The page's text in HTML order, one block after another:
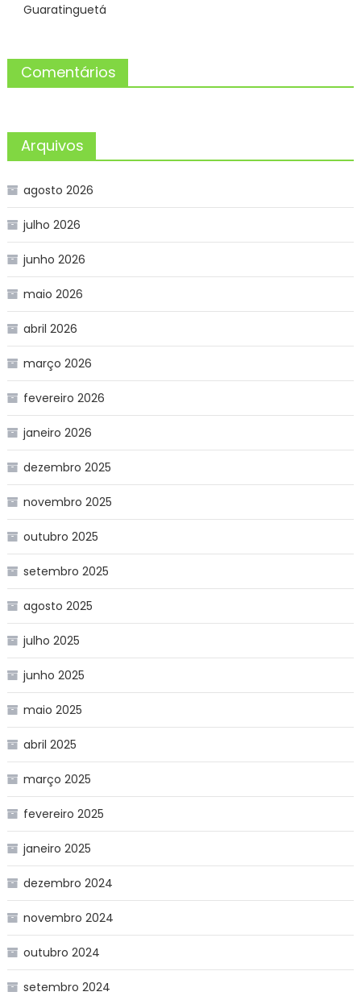
Guaratinguetá
Comentários
Arquivos
agosto 2026
julho 2026
junho 2026
maio 2026
abril 2026
março 2026
fevereiro 2026
janeiro 2026
dezembro 2025
novembro 2025
outubro 2025
setembro 2025
agosto 2025
julho 2025
junho 2025
maio 2025
abril 2025
março 2025
fevereiro 2025
janeiro 2025
dezembro 2024
novembro 2024
outubro 2024
setembro 2024